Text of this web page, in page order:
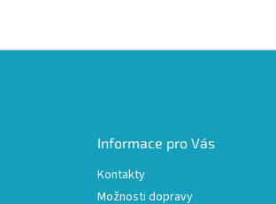
Informace pro Vás
Kontakty
Možnosti dopravy